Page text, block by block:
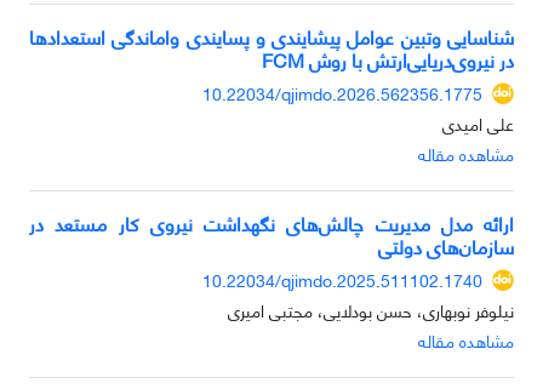
شناسایی وتبین عوامل پیشایندی و پسایندی واماندگی استعدادها
در نیروی‌دریایی‌ارتش با روش FCM
10.22034/qjimdo.2026.562356.1775
علی امیدی
مشاهده مقاله
ارائه مدل مدیریت چالش‌های نگهداشت نیروی کار مستعد در
سازمان‌های دولتی
10.22034/qjimdo.2025.511102.1740
نیلوفر نوبهاری، حسن بودلایی، مجتبی امیری
مشاهده مقاله